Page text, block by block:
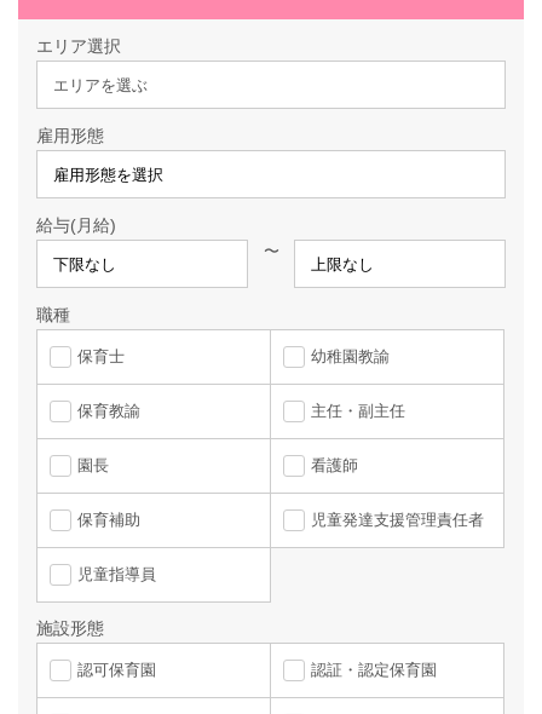
エリア選択
エリアを選ぶ
雇用形態
給与(月給)
〜
職種
保育士 幼稚園教諭
保育教諭 主任・副主任
園長 看護師
保育補助 児童発達支援管理責任者
児童指導員
施設形態
認可保育園 認証・認定保育園